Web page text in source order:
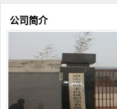
公司简介